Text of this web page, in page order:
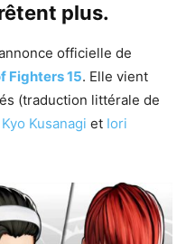
plus.
officielle de
Fighters 15. Elle vient
(traduction littérale de
Kyo Kusanagi et Iori